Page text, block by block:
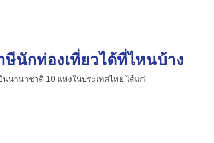
ษีนักท่องเที่ยวได้ที่ไหนบ้าง
นานาชาติ 10 แห่งในประเทศไทย ได้แก่